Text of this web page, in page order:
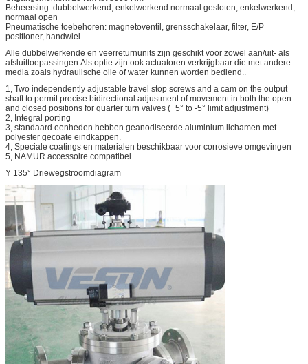
Beheersing: dubbelwerkend, enkelwerkend normaal gesloten, enkelwerkend,
normaal open
Pneumatische toebehoren: magnetoventil, grensschakelaar, filter, E/P
positioner, handwiel
Alle dubbelwerkende en veerreturnunits zijn geschikt voor zowel aan/uit- als
afsluittoepassingen.Als optie zijn ook actuatoren verkrijgbaar die met andere
media zoals hydraulische olie of water kunnen worden bediend..
1, Two independently adjustable travel stop screws and a cam on the output
shaft to permit precise bidirectional adjustment of movement in both the open
and closed positions for quarter turn valves (+5° to -5° limit adjustment)
2, Integral porting
3, standaard eenheden hebben geanodiseerde aluminium lichamen met
polyester gecoate eindkappen.
4, Speciale coatings en materialen beschikbaar voor corrosieve omgevingen
5, NAMUR accessoire compatibel
Y 135° Driewegstroomdiagram